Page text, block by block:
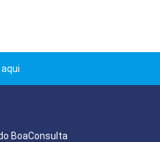
BoaConsulta